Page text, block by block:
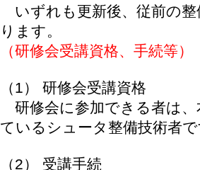
いずれも更新後、従前の
ります。
（研修会受講資格、手続等）
（1） 研修会受講資格
研修会に参加できる者は、
ているシュータ整備技術者
（2） 受講手続